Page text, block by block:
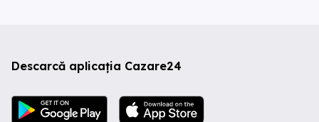
Descarcă aplicația Cazare24